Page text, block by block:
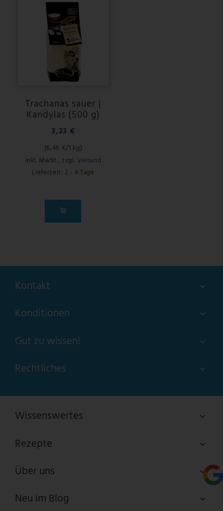
Trachanas sauer |
Kandylas (500 g)
3,23 €
(6,46 €/1 kg)
inkl. MwSt., zzgl. Versand
Lieferzeit: 2 - 4 Tage
Kontakt
Konditionen
Gut zu wissen!
Rechtliches
Wissenswertes
Rezepte
Über uns
Neu im Blog